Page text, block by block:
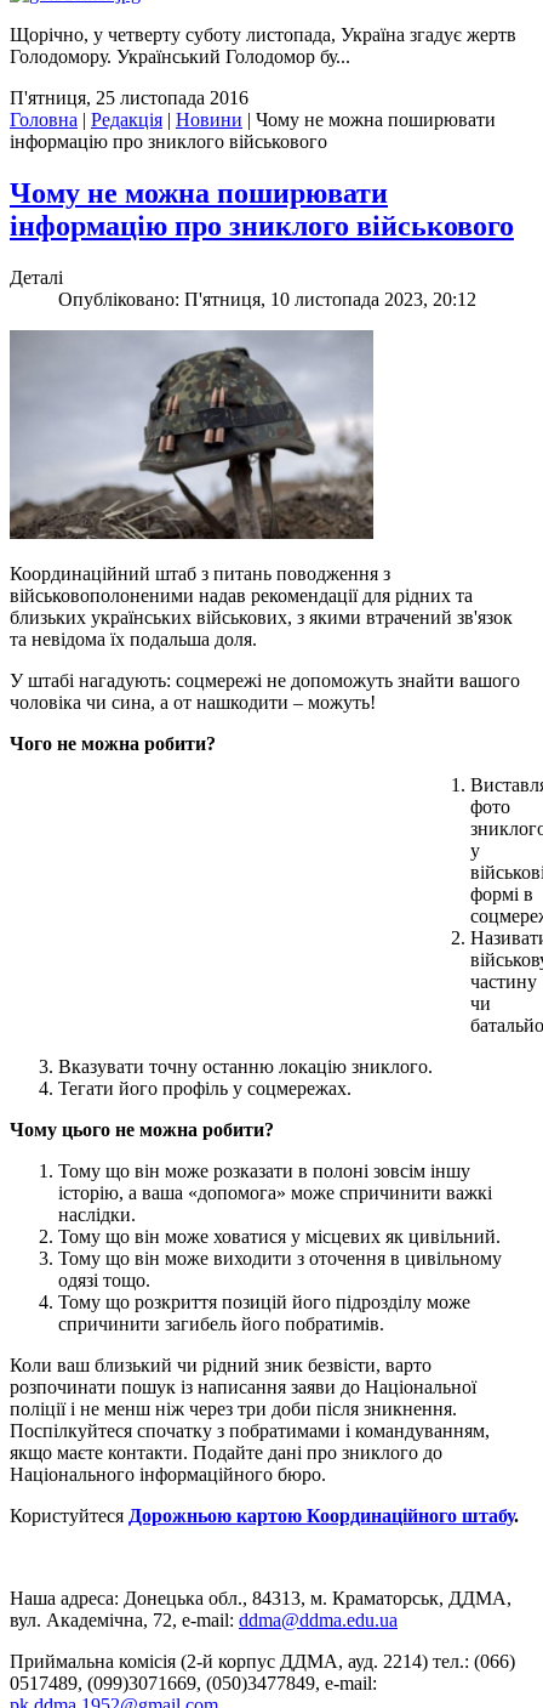
Щорічно, у четверту суботу листопада, Україна згадує жертв
Голодомору. Український Голодомор бу...
П'ятниця, 25 листопада 2016
Головна | Редакція | Новини | Чому не можна поширювати
інформацію про зниклого військового
Чому не можна поширювати
інформацію про зниклого військового
Деталі
Опубліковано: П'ятниця, 10 листопада 2023, 20:12
Координаційний штаб з питань поводження з
військовополоненими надав рекомендації для рідних та
близьких українських військових, з якими втрачений зв'язок
та невідома їх подальша доля.
У штабі нагадують: соцмережі не допоможуть знайти вашого
чоловіка чи сина, а от нашкодити – можуть!
Чого не можна робити?
фото
у
формі в
частину
чи
Вказувати точну останню локацію зниклого.
Тегати його профіль у соцмережах.
Чому цього не можна робити?
Тому що він може розказати в полоні зовсім іншу
історію, а ваша «допомога» може спричинити важкі
наслідки.
Тому що він може ховатися у місцевих як цивільний.
Тому що він може виходити з оточення в цивільному
одязі тощо.
Тому що розкриття позицій його підрозділу може
спричинити загибель його побратимів.
Коли ваш близький чи рідний зник безвісти, варто
розпочинати пошук із написання заяви до Національної
поліції і не менш ніж через три доби після зникнення.
Поспілкуйтеся спочатку з побратимами і командуванням,
якщо маєте контакти. Подайте дані про зниклого до
Національного інформаційного бюро.
Користуйтеся Дорожньою картою Координаційного штабу.
Наша адреса: Донецька обл., 84313, м. Краматорськ, ДДМА,
вул. Академічна, 72, е-mail: ddma@ddma.edu.ua
Приймальна комісія (2-й корпус ДДМА, ауд. 2214) тел.: (066)
0517489, (099)3071669, (050)3477849, e-mail: